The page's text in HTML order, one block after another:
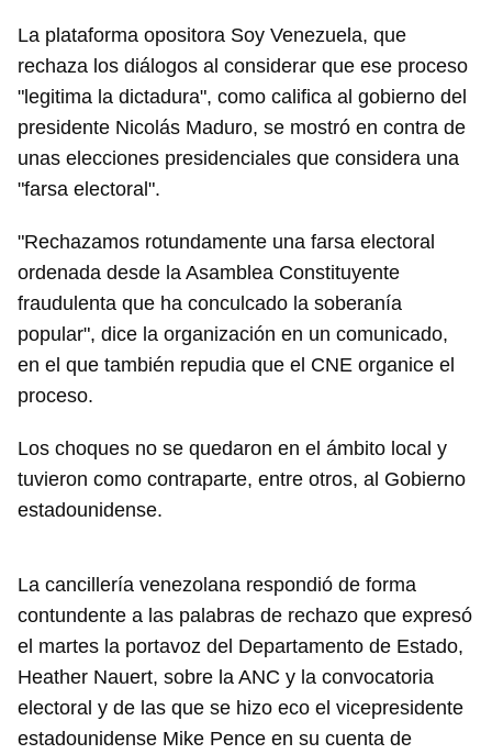
Para poder guardar como favorito, primero has de
iniciar sesión con tu cuenta de 14ymedio.
INICIAR SESIÓN CANCELAR
La plataforma opositora Soy Venezuela, que
rechaza los diálogos al considerar que ese proceso
"legitima la dictadura", como califica al gobierno del
presidente Nicolás Maduro, se mostró en contra de
unas elecciones presidenciales que considera una
"farsa electoral".
"Rechazamos rotundamente una farsa electoral
ordenada desde la Asamblea Constituyente
fraudulenta que ha conculcado la soberanía
popular", dice la organización en un comunicado,
en el que también repudia que el CNE organice el
proceso.
Los choques no se quedaron en el ámbito local y
tuvieron como contraparte, entre otros, al Gobierno
estadounidense.
La cancillería venezolana respondió de forma
contundente a las palabras de rechazo que expresó
el martes la portavoz del Departamento de Estado,
Heather Nauert, sobre la ANC y la convocatoria
electoral y de las que se hizo eco el vicepresidente
estadounidense Mike Pence en su cuenta de